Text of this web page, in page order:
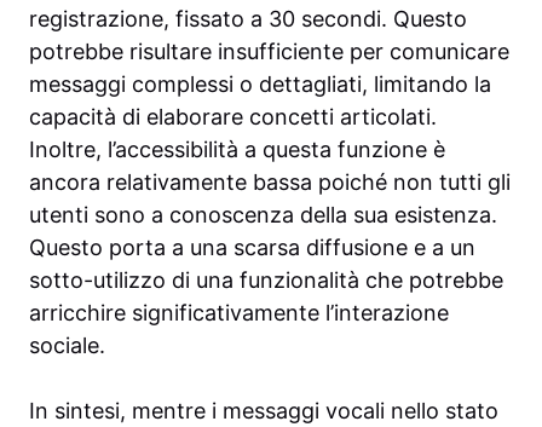
registrazione, fissato a 30 secondi. Questo
potrebbe risultare insufficiente per comunicare
messaggi complessi o dettagliati, limitando la
capacità di elaborare concetti articolati.
Inoltre, l’accessibilità a questa funzione è
ancora relativamente bassa poiché non tutti gli
utenti sono a conoscenza della sua esistenza.
Questo porta a una scarsa diffusione e a un
sotto-utilizzo di una funzionalità che potrebbe
arricchire significativamente l’interazione
sociale.
In sintesi, mentre i messaggi vocali nello stato